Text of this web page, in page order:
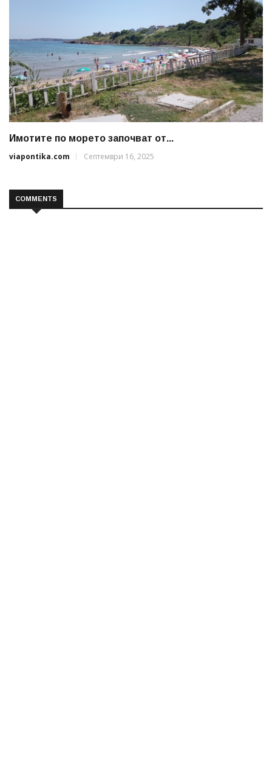
Имотите по морето започват от...
viapontika.com
Септември 16, 2025
COMMENTS